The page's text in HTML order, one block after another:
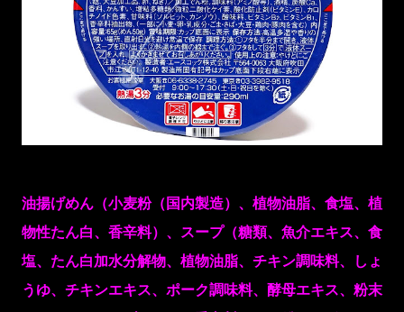
油揚げめん（小麦粉（国内製造）、植物油脂、食塩、植
物性たん白、香辛料）、スープ（糖類、魚介エキス、食
塩、たん白加水分解物、植物油脂、チキン調味料、しょ
うゆ、チキンエキス、ポーク調味料、酵母エキス、粉末